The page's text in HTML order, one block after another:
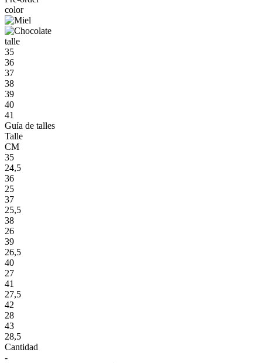
color
talle
35
36
37
38
39
40
41
Guía de talles
Talle
CM
35
24,5
36
25
37
25,5
38
26
39
26,5
40
27
41
27,5
42
28
43
28,5
Cantidad
-